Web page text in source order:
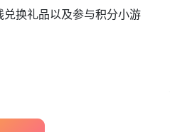
换礼品以及参与积分小游